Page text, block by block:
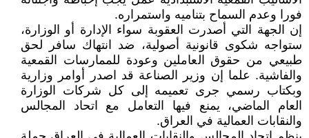
فورا وعدم السماح بتناميه واستمراره.
إن الجهة التي أصدرت العقوبة سواء الإدارة أو الوزارة،
ستواجه شكوى قانونية أصولية، ضد انتهاك سافر لحق
طبيعي من حقوق العاملين وعودة للممارسات القمعية
والفاشية. علما إن وزير الصناعة قد اصدر أوامر وزارية
وبكتاب رسمي جرى تعميمه إلى كل شركات الوزارة
العام الماضي، يمنع فيها التعامل مع اتحاد المجالس
والنقابات العمالية في العراق.